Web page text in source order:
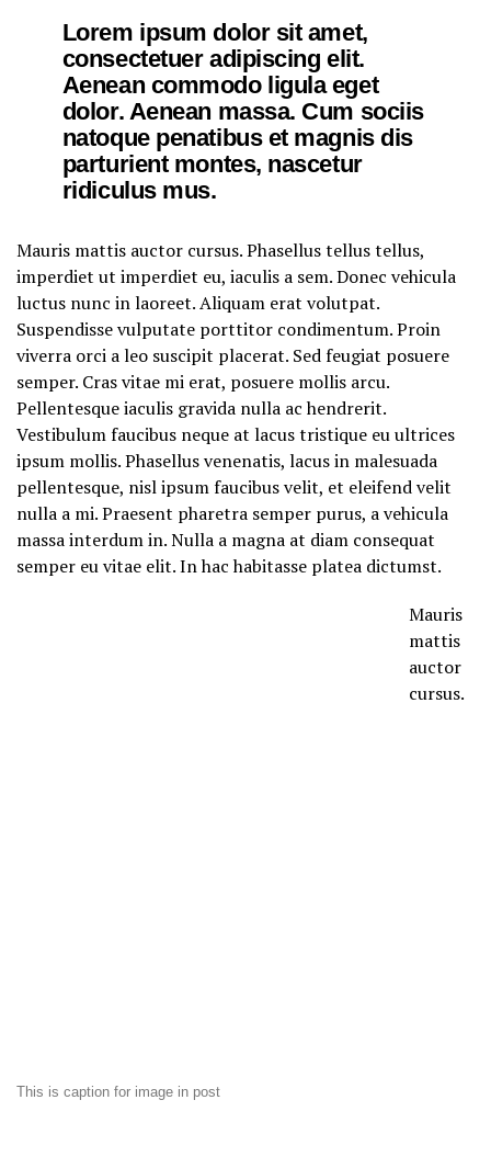
Lorem ipsum dolor sit amet,
consectetuer adipiscing elit.
Aenean commodo ligula eget
dolor. Aenean massa. Cum sociis
natoque penatibus et magnis dis
parturient montes, nascetur
ridiculus mus.
Mauris mattis auctor cursus. Phasellus tellus tellus,
imperdiet ut imperdiet eu, iaculis a sem. Donec vehicula
luctus nunc in laoreet. Aliquam erat volutpat.
Suspendisse vulputate porttitor condimentum. Proin
viverra orci a leo suscipit placerat. Sed feugiat posuere
semper. Cras vitae mi erat, posuere mollis arcu.
Pellentesque iaculis gravida nulla ac hendrerit.
Vestibulum faucibus neque at lacus tristique eu ultrices
ipsum mollis. Phasellus venenatis, lacus in malesuada
pellentesque, nisl ipsum faucibus velit, et eleifend velit
nulla a mi. Praesent pharetra semper purus, a vehicula
massa interdum in. Nulla a magna at diam consequat
semper eu vitae elit. In hac habitasse platea dictumst.
This is caption for image in post
Mauris
mattis
auctor
cursus.